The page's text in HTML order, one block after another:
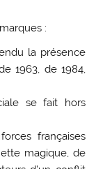
:
la présence
1963, de 1984,
se fait hors
françaises
magique, de